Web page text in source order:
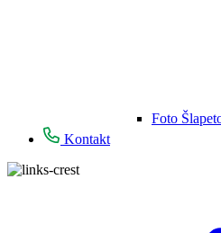
Foto
Kontakt